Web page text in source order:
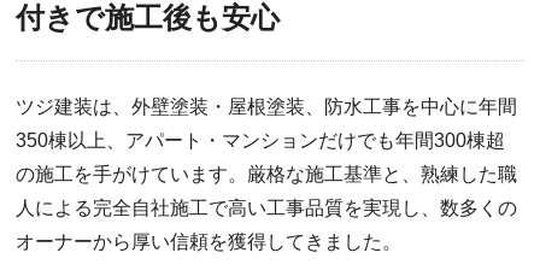
付きで施工後も安心
ツジ建装は、外壁塗装・屋根塗装、防水工事を中心に年間
350棟以上、アパート・マンションだけでも年間300棟超
の施工を手がけています。厳格な施工基準と、熟練した職
人による完全自社施工で高い工事品質を実現し、数多くの
オーナーから厚い信頼を獲得してきました。